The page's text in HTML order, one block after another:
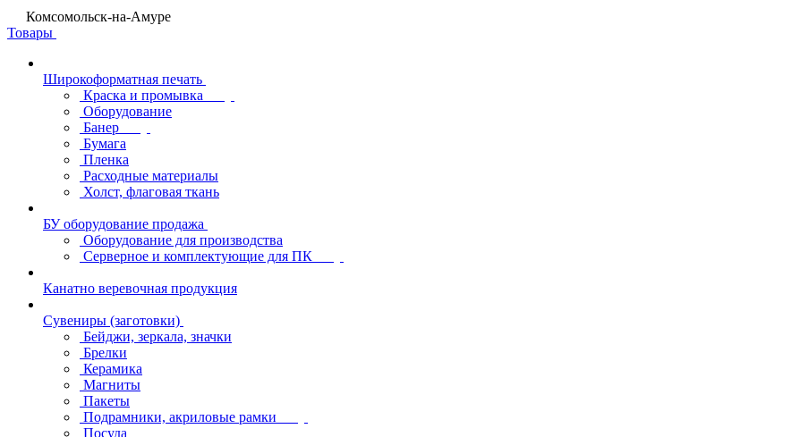
Комсомольск-на-Амуре
Товары
Широкоформатная печать
Краска и промывка
Оборудование
Банер
Бумага
Пленка
Расходные материалы
Холст, флаговая ткань
БУ оборудование продажа
Оборудование для производства
Серверное и комплектующие для ПК
Канатно веревочная продукция
Сувениры (заготовки)
Бейджи, зеркала, значки
Брелки
Керамика
Магниты
Пакеты
Подрамники, акриловые рамки
Посуда